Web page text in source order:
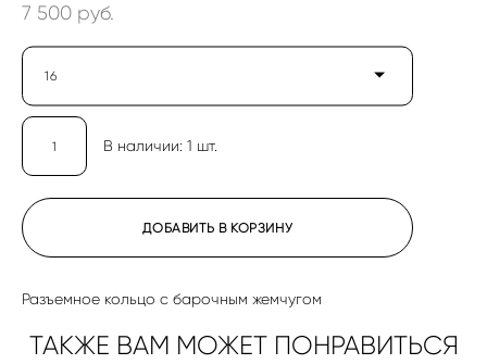
7 500 pуб.
16
В наличии: 1 шт.
ДОБАВИТЬ В КОРЗИНУ
Разъемное кольцо с барочным жемчугом
ТАКЖЕ ВАМ МОЖЕТ ПОНРАВИТЬСЯ